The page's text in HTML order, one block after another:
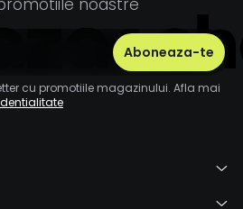
noastre
cu promotiile magazinului. Afla mai